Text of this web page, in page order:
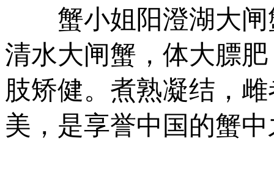
蟹小姐阳澄湖大闸
清水大闸蟹，体大膘
肢矫健。煮熟凝结，
美，是享誉中国的蟹